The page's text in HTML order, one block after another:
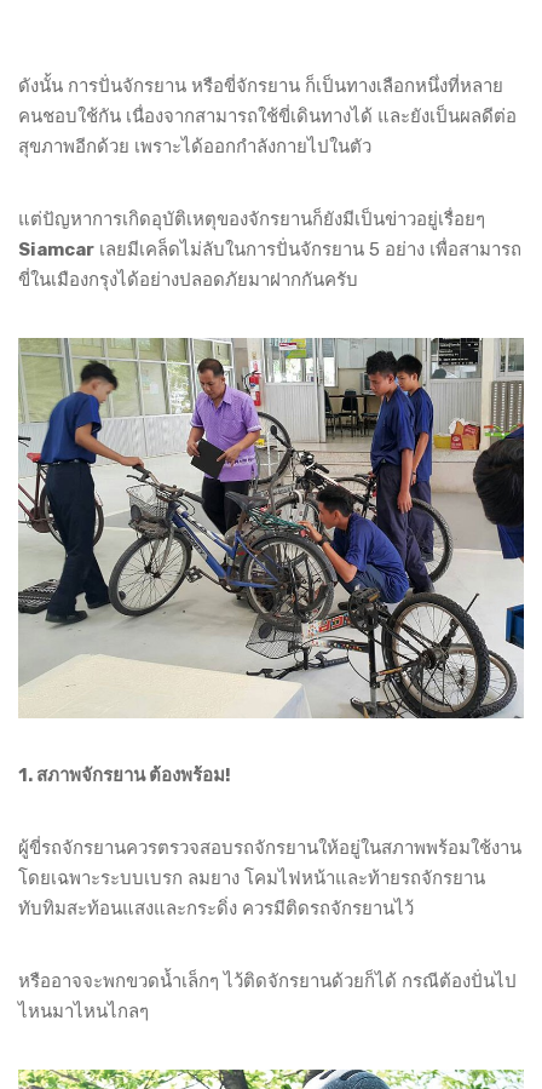
ดังนั้น การปั่นจักรยาน หรือขี่จักรยาน ก็เป็นทางเลือกหนึ่งที่หลาย
คนชอบใช้กัน เนื่องจากสามารถใช้ขี่เดินทางได้ และยังเป็นผลดีต่อ
สุขภาพอีกด้วย เพราะได้ออกกำลังกายไปในตัว
แต่ปัญหาการเกิดอุบัติเหตุของจักรยานก็ยังมีเป็นข่าวอยู่เรื่อยๆ
Siamcar เลยมีเคล็ดไม่ลับในการปั่นจักรยาน 5 อย่าง เพื่อสามารถ
ขี่ในเมืองกรุงได้อย่างปลอดภัยมาฝากกันครับ
1. สภาพจักรยาน ต้องพร้อม!
ผู้ขี่รถจักรยานควรตรวจสอบรถจักรยานให้อยู่ในสภาพพร้อมใช้งาน
โดยเฉพาะระบบเบรก ลมยาง โคมไฟหน้าและท้ายรถจักรยาน
ทับทิมสะท้อนแสงและกระดิ่ง ควรมีติดรถจักรยานไว้
หรืออาจจะพกขวดน้ำเล็กๆ ไว้ติดจักรยานด้วยก็ได้ กรณีต้องปั่นไป
ไหนมาไหนไกลๆ